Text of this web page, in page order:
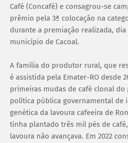
Café (Concafé) e consagrou-se
prêmio pela 3ª colocação na
durante a premiação realizada,
município de Cacoal.
A família do produtor rural, que
é assistida pela Emater-RO desde
primeiras mudas de café clonal do
política pública governamental de
genética da lavoura cafeeira de
tinha plantado três mil pés de
lavoura não avançava. Em 2022